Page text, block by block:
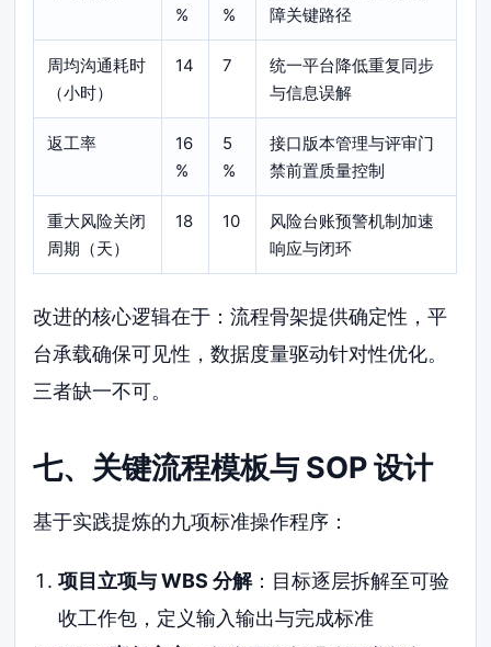
%
%
障关键路径
周均沟通耗时
（小时）
14 7
统一平台降低重复同步
与信息误解
返工率
16
%
5
%
接口版本管理与评审门
禁前置质量控制
重大风险关闭
周期（天）
18 10
风险台账预警机制加速
响应与闭环
改进的核心逻辑在于：流程骨架提供确定性，平
台承载确保可见性，数据度量驱动针对性优化。
三者缺一不可。
七、关键流程模板与 SOP 设计
基于实践提炼的九项标准操作程序：
项目立项与 WBS 分解：目标逐层拆解至可验
收工作包，定义输入输出与完成标准